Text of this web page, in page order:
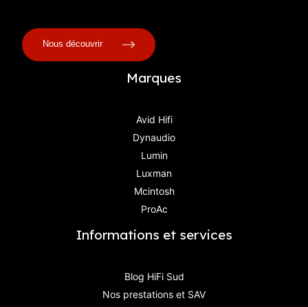
Nous découvrir
Marques
Avid Hifi
Dynaudio
Lumin
Luxman
Mcintosh
ProAc
Informations et services
Blog HiFi Sud
Nos prestations et SAV